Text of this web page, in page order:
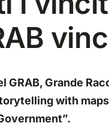
GRAB, Grande
with
”.